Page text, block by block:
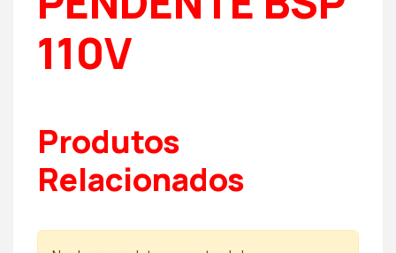
110V
Produtos
Relacionados